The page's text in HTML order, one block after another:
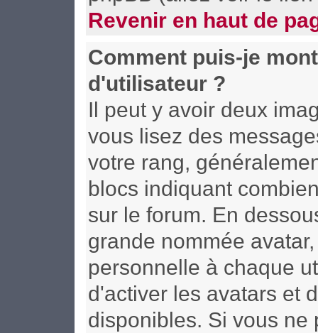
Revenir en haut de
Comment puis-je
d'utilisateur ?
Il peut y avoir deux
vous lisez des
votre rang,
blocs indiquant
sur le forum. En
grande nommée
personnelle à chaque
d'activer les avatars et
disponibles. Si vous ne